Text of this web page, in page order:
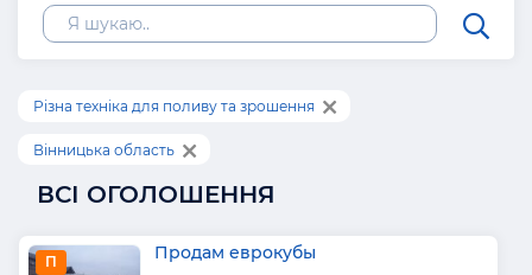
Різна техніка для поливу та зрошення
Вінницька область
ВСІ ОГОЛОШЕННЯ
П Продам еврокубы